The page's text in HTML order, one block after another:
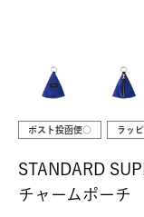
ポスト投函便○ ラッ
STANDARD
チャームポーチ